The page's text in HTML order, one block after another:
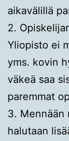
aikavälillä
2.
Yliopisto ei
yms. kovin
väkeä saa
paremmat
3. Mennään
halutaan